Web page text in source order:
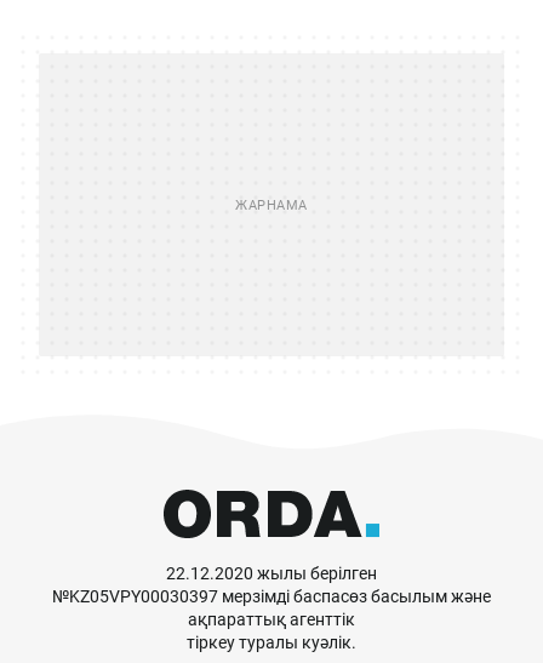
22.12.2020 жылы берілген
№KZ05VPY00030397 мерзімді баспасөз басылым және
ақпараттық агенттік
тіркеу туралы куәлік.